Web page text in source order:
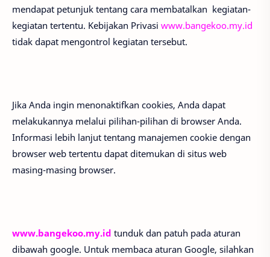
mendapat petunjuk tentang cara membatalkan kegiatan-
kegiatan tertentu. Kebijakan Privasi www.bangekoo.my.id
tidak dapat mengontrol kegiatan tersebut.
Jika Anda ingin menonaktifkan cookies, Anda dapat
melakukannya melalui pilihan-pilihan di browser Anda.
Informasi lebih lanjut tentang manajemen cookie dengan
browser web tertentu dapat ditemukan di situs web
masing-masing browser.
www.bangekoo.my.id tunduk dan patuh pada aturan
dibawah google. Untuk membaca aturan Google, silahkan